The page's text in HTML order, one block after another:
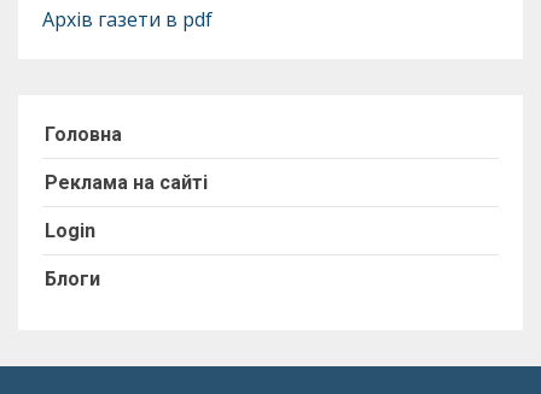
Архів газети в pdf
Головна
Реклама на сайті
Login
Блоги